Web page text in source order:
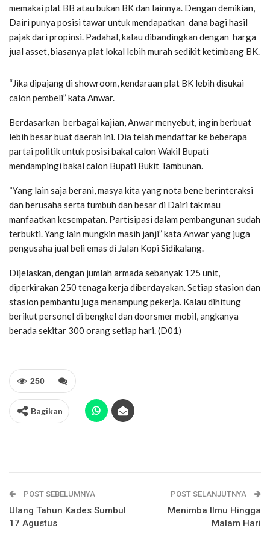
memakai plat BB atau bukan BK dan lainnya. Dengan demikian,
Dairi punya posisi tawar untuk mendapatkan dana bagi hasil
pajak dari propinsi. Padahal, kalau dibandingkan dengan harga
jual asset, biasanya plat lokal lebih murah sedikit ketimbang BK.
“Jika dipajang di showroom, kendaraan plat BK lebih disukai
calon pembeli” kata Anwar.
Berdasarkan berbagai kajian, Anwar menyebut, ingin berbuat
lebih besar buat daerah ini. Dia telah mendaftar ke beberapa
partai politik untuk posisi bakal calon Wakil Bupati
mendampingi bakal calon Bupati Bukit Tambunan.
“Yang lain saja berani, masya kita yang nota bene berinteraksi
dan berusaha serta tumbuh dan besar di Dairi tak mau
manfaatkan kesempatan. Partisipasi dalam pembangunan sudah
terbukti. Yang lain mungkin masih janji” kata Anwar yang juga
pengusaha jual beli emas di Jalan Kopi Sidikalang.
Dijelaskan, dengan jumlah armada sebanyak 125 unit,
diperkirakan 250 tenaga kerja diberdayakan. Setiap stasion dan
stasion pembantu juga menampung pekerja. Kalau dihitung
berikut personel di bengkel dan doorsmer mobil, angkanya
berada sekitar 300 orang setiap hari. (D01)
250
Bagikan
POST SEBELUMNYA
Ulang Tahun Kades Sumbul
17 Agustus
POST SELANJUTNYA
Menimba Ilmu Hingga
Malam Hari